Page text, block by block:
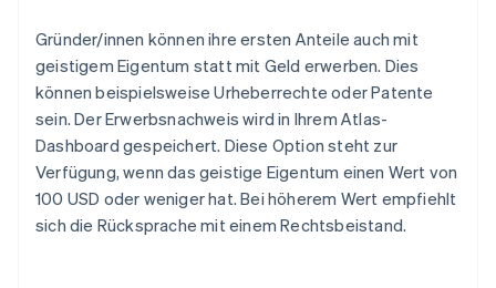
Gründer/innen können ihre ersten Anteile auch mit
geistigem Eigentum statt mit Geld erwerben. Dies
können beispielsweise Urheberrechte oder Patente
sein. Der Erwerbsnachweis wird in Ihrem Atlas-
Dashboard gespeichert. Diese Option steht zur
Verfügung, wenn das geistige Eigentum einen Wert von
100 USD oder weniger hat. Bei höherem Wert empfiehlt
sich die Rücksprache mit einem Rechtsbeistand.